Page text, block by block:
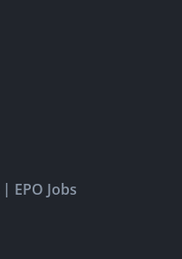
| EPO Jobs